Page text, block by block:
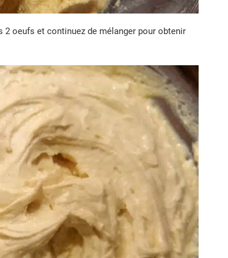
oeufs et continuez de mélanger pour obtenir